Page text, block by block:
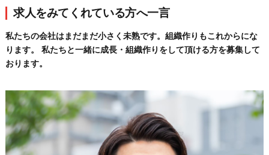
求人をみてくれている方へ一言
私たちの会社はまだまだ小さく未熟です。組織作りもこれからにな
ります。 私たちと一緒に成長・組織作りをして頂ける方を募集して
おります。